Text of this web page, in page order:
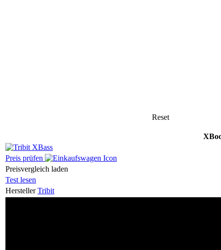
Reset
Preis prüfen
Preisvergleich laden
Test lesen
Hersteller Tribit